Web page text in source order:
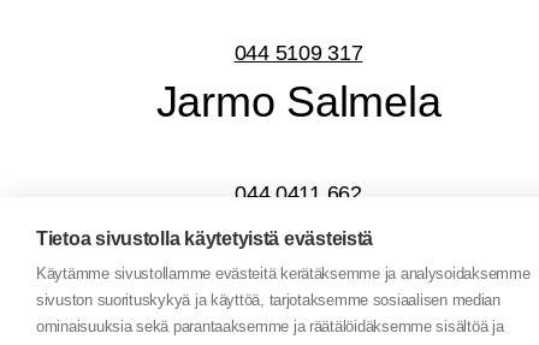
044 5109 317
Jar­mo Salmela
044 0411 662
Nimi*
Tietoa sivustolla käytetyistä evästeistä
Käytämme sivustollamme evästeitä kerätäksemme ja analysoidaksemme
sivuston suorituskykyä ja käyttöä, tarjotaksemme sosiaalisen median
ominaisuuksia sekä parantaaksemme ja räätälöidäksemme sisältöä ja